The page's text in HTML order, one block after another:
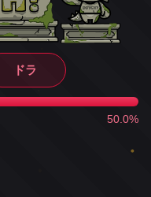
ドラ
50.0%